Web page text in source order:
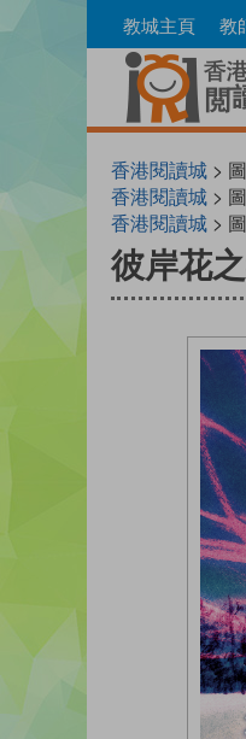
to
教城主頁 教
香港閱讀城 >
香港閱讀城 >
香港閱讀城 >
彼岸花